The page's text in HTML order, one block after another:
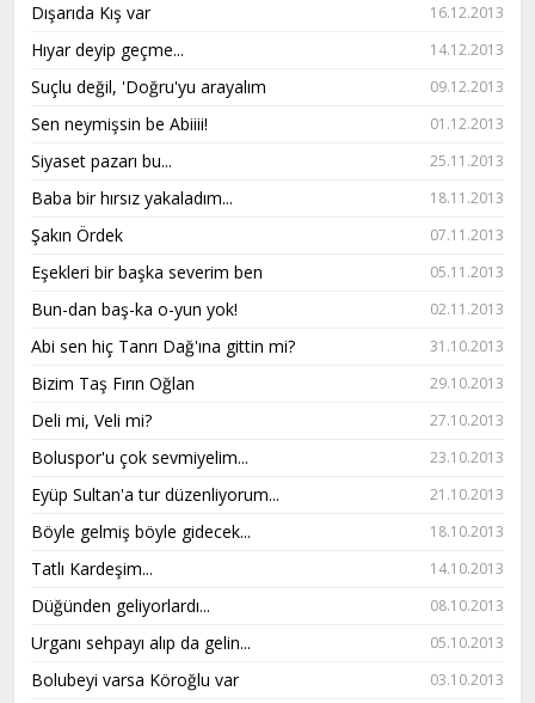
Dışarıda Kış var 16.12.2013
Hıyar deyip geçme... 14.12.2013
Suçlu değil, 'Doğru'yu arayalım 09.12.2013
Sen neymişsin be Abiiii! 01.12.2013
Siyaset pazarı bu... 25.11.2013
Baba bir hırsız yakaladım... 18.11.2013
Şakın Ördek 07.11.2013
Eşekleri bir başka severim ben 05.11.2013
Bun-dan baş-ka o-yun yok! 02.11.2013
Abi sen hiç Tanrı Dağ'ına gittin mi? 31.10.2013
Bizim Taş Fırın Oğlan 29.10.2013
Deli mi, Veli mi? 27.10.2013
Boluspor'u çok sevmiyelim... 23.10.2013
Eyüp Sultan'a tur düzenliyorum... 21.10.2013
Böyle gelmiş böyle gidecek... 18.10.2013
Tatlı Kardeşim... 14.10.2013
Düğünden geliyorlardı... 08.10.2013
Urganı sehpayı alıp da gelin... 05.10.2013
Bolubeyi varsa Köroğlu var 03.10.2013